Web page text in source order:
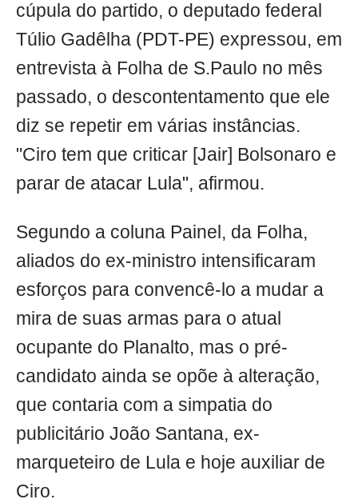
cúpula do partido, o deputado federal
Túlio Gadêlha (PDT-PE) expressou, em
entrevista à Folha de S.Paulo no mês
passado, o descontentamento que ele
diz se repetir em várias instâncias.
"Ciro tem que criticar [Jair] Bolsonaro e
parar de atacar Lula", afirmou.
Segundo a coluna Painel, da Folha,
aliados do ex-ministro intensificaram
esforços para convencê-lo a mudar a
mira de suas armas para o atual
ocupante do Planalto, mas o pré-
candidato ainda se opõe à alteração,
que contaria com a simpatia do
publicitário João Santana, ex-
marqueteiro de Lula e hoje auxiliar de
Ciro.